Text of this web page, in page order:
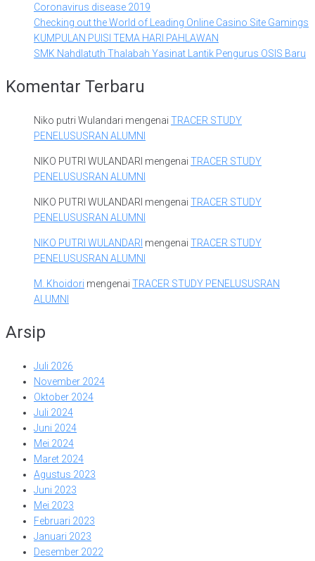
Coronavirus disease 2019
Checking out the World of Leading Online Casino Site Gamings
KUMPULAN PUISI TEMA HARI PAHLAWAN
SMK Nahdlatuth Thalabah Yasinat Lantik Pengurus OSIS Baru
Komentar Terbaru
Niko putri Wulandari mengenai TRACER STUDY
PENELUSUSRAN ALUMNI
NIKO PUTRI WULANDARI mengenai TRACER STUDY
PENELUSUSRAN ALUMNI
NIKO PUTRI WULANDARI mengenai TRACER STUDY
PENELUSUSRAN ALUMNI
NIKO PUTRI WULANDARI mengenai TRACER STUDY
PENELUSUSRAN ALUMNI
M. Khoidori mengenai TRACER STUDY PENELUSUSRAN
ALUMNI
Arsip
Juli 2026
November 2024
Oktober 2024
Juli 2024
Juni 2024
Mei 2024
Maret 2024
Agustus 2023
Juni 2023
Mei 2023
Februari 2023
Januari 2023
Desember 2022